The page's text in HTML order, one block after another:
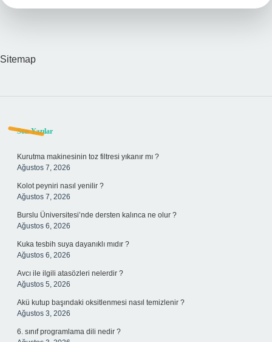
Sitemap
Sidebar
Son Yazılar
Kurutma makinesinin toz filtresi yıkanır mı ?
Ağustos 7, 2026
Kolot peyniri nasıl yenilir ?
Ağustos 7, 2026
Burslu Üniversitesi’nde dersten kalınca ne olur ?
Ağustos 6, 2026
Kuka tesbih suya dayanıklı mıdır ?
Ağustos 6, 2026
Avcı ile ilgili atasözleri nelerdir ?
Ağustos 5, 2026
Akü kutup başındaki oksitlenmesi nasıl temizlenir ?
Ağustos 3, 2026
6. sınıf programlama dili nedir ?